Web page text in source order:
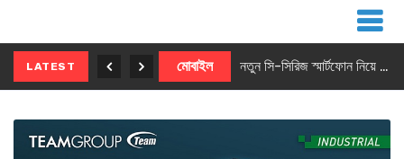
LATEST মোবাইল নতুন সি-সিরিজ স্মার্টফোন নিয়ে আসছে রিয়েলমি